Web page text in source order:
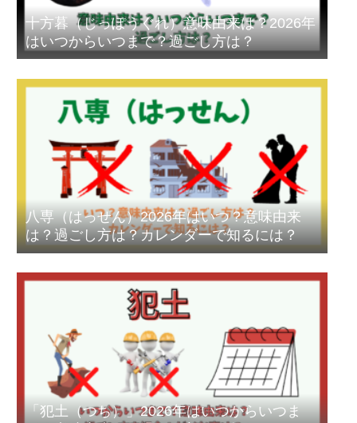
十方暮（じっぽうぐれ）意味由来は？2026年
はいつからいつまで？過ごし方は？
八専（はっせん）2026年はいつ？意味由来
は？過ごし方は？カレンダーで知るには？
「犯土（つち）」2026年はいつからいつま